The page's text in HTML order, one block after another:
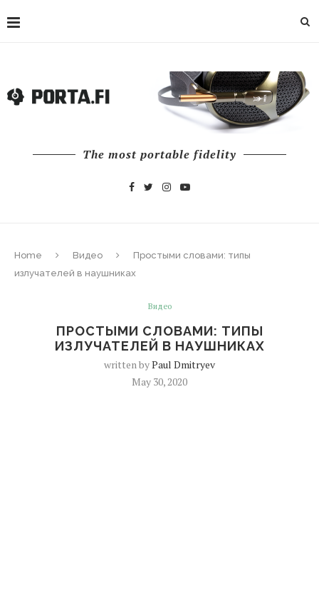
The most portable fidelity
Home Видео
Простыми словами: типы
излучателей в наушниках
Видео
ПРОСТЫМИ СЛОВАМИ: ТИПЫ
ИЗЛУЧАТЕЛЕЙ В НАУШНИКАХ
written byPaul Dmitryev
May 30, 2020